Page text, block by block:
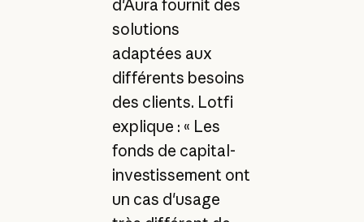
d'Aura fournit des
solutions
adaptées aux
différents besoins
des clients. Lotfi
explique : « Les
fonds de capital-
investissement ont
un cas d'usage